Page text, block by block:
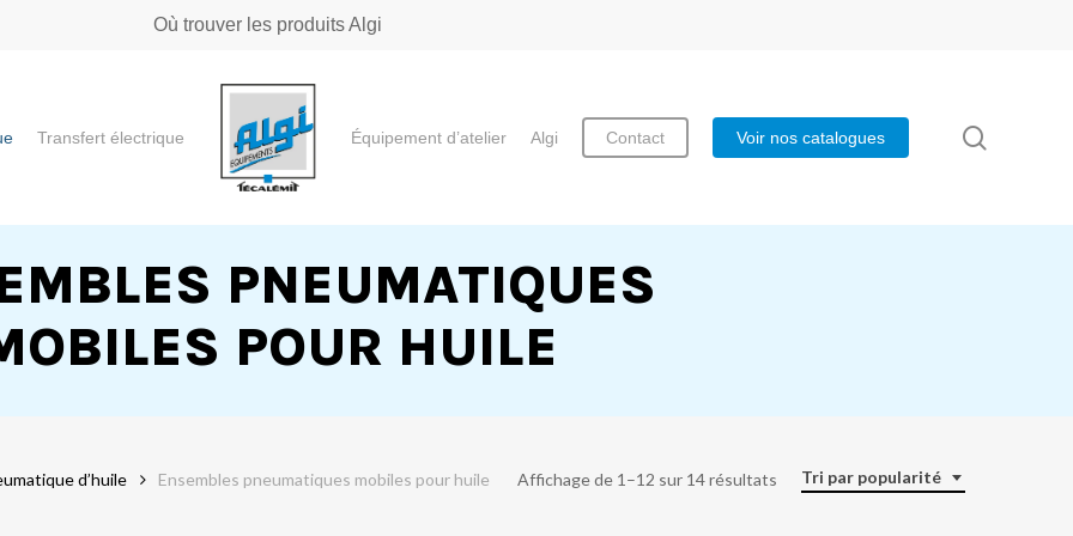
Où trouver les produits Algi
Transfert électrique Équipement d’atelier Algi Contact Voir nos catalogues
PNEUMATIQUES
POUR HUILE
Tri par popularité
Affichage de 1–12 sur 14 résultats
d’huile Ensembles pneumatiques mobiles pour huile